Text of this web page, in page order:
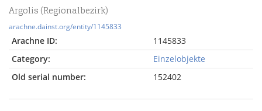
Argolis (Regionalbezirk)
arachne.dainst.org/entity/1145833
Arachne ID:
1145833
Category:
Einzelobjekte
Old serial number:
152402